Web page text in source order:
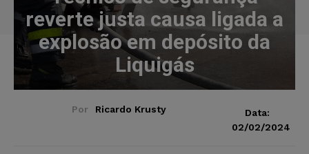
reverte justa causa ligada a
explosão em depósito da
Liquigás
Por Ricardo Krusty
Data:
02/02/2024